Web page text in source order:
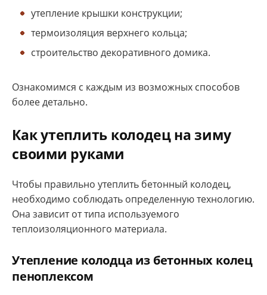
утепление крышки конструкции;
термоизоляция верхнего кольца;
строительство декоративного домика.
Ознакомимся с каждым из возможных способов
более детально.
Как утеплить колодец на зиму
своими руками
Чтобы правильно утеплить бетонный колодец,
необходимо соблюдать определенную технологию.
Она зависит от типа используемого
теплоизоляционного материала.
Утепление колодца из бетонных колец
пеноплексом